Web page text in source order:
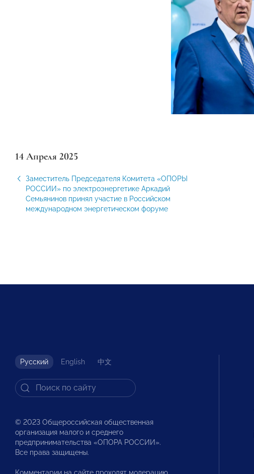
14 Апреля 2025
Заместитель Председателя Комитета «ОПОРЫ
РОССИИ» по электроэнергетике Аркадий
Семьянинов принял участие в Российском
международном энергетическом форуме
Русский English 中文
© 2023 Общероссийская общественная
организация малого и среднего
предпринимательства «ОПОРА РОССИИ».
Все права защищены.
Комментарии на сайте проходят модерацию.